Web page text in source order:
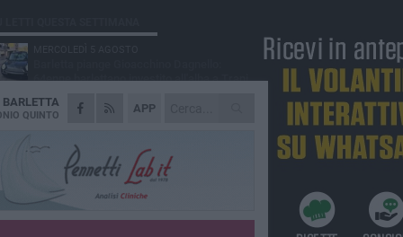
APP
BARLETTA
QUINTO
64enne barlettano investito all'alba a Trani
GIOVEDÌ 6 AGOSTO
Il ricordo di "Cecco", il benzinaio col
dalla pensione»
MERCOLEDÌ 5 AGOSTO
Jova Summer Party, giovedì mattina
sopralluogo nell'area dell'evento
DOMENICA 2 AGOSTO
Beni confiscati alla mafia. Nasce il servizio